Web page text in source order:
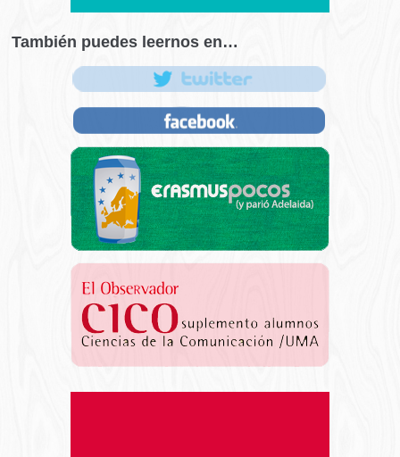
También puedes leernos en…